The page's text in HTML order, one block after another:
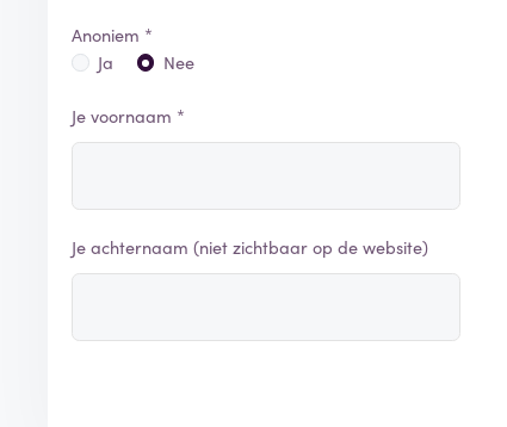
Anoniem *
Ja
Nee
Je voornaam *
Je achternaam (niet zichtbaar op de website)